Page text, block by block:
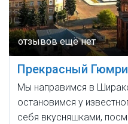
Прекрасный
Мы направимся в
остановимся у
себя вкусняшками,